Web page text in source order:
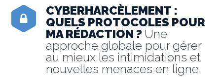
CYBERHARCÈLEMENT :
QUELS PROTOCOLES POUR
MA RÉDACTION ? Une
approche globale pour gérer
au mieux les intimidations et
nouvelles menaces en ligne.